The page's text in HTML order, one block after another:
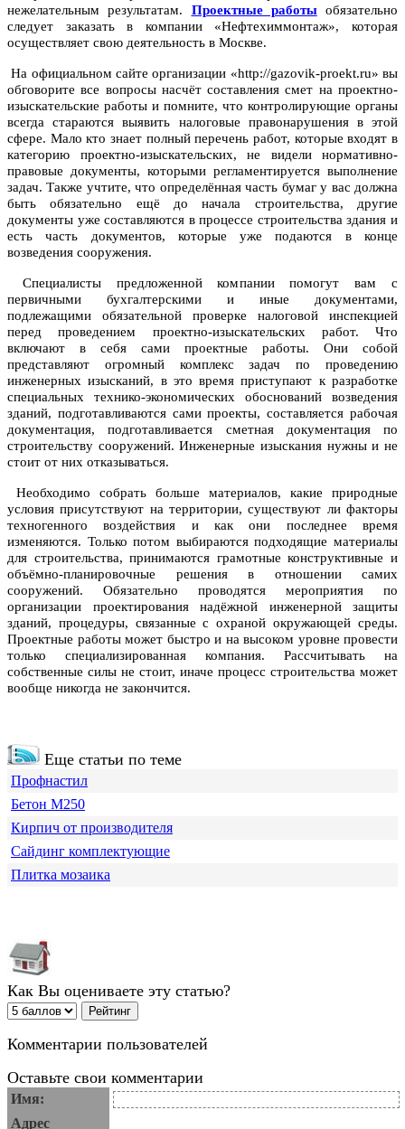
нежелательным результатам. Проектные работыобязательно
следует заказать в компании «Нефтехиммонтаж», которая
осуществляет свою деятельность в Москве.
На официальном сайте организации «http://gazovik-proekt.ru» вы
обговорите все вопросы насчёт составления смет на проектно-
изыскательские работы и помните, что контролирующие органы
всегда стараются выявить налоговые правонарушения в этой
сфере. Мало кто знает полный перечень работ, которые входят в
категорию проектно-изыскательских, не видели нормативно-
правовые документы, которыми регламентируется выполнение
задач. Также учтите, что определённая часть бумаг у вас должна
быть обязательно ещё до начала строительства, другие
документы уже составляются в процессе строительства здания и
есть часть документов, которые уже подаются в конце
возведения сооружения.
Специалисты предложенной компании помогут вам с
первичными бухгалтерскими и иные документами,
подлежащими обязательной проверке налоговой инспекцией
перед проведением проектно-изыскательских работ. Что
включают в себя сами проектные работы. Они собой
представляют огромный комплекс задач по проведению
инженерных изысканий, в это время приступают к разработке
специальных технико-экономических обоснований возведения
зданий, подготавливаются сами проекты, составляется рабочая
документация, подготавливается сметная документация по
строительству сооружений. Инженерные изыскания нужны и не
стоит от них отказываться.
Необходимо собрать больше материалов, какие природные
условия присутствуют на территории, существуют ли факторы
техногенного воздействия и как они последнее время
изменяются. Только потом выбираются подходящие материалы
для строительства, принимаются грамотные конструктивные и
объёмно-планировочные решения в отношении самих
сооружений. Обязательно проводятся мероприятия по
организации проектирования надёжной инженерной защиты
зданий, процедуры, связанные с охраной окружающей среды.
Проектные работы может быстро и на высоком уровне провести
только специализированная компания. Рассчитывать на
собственные силы не стоит, иначе процесс строительства может
вообще никогда не закончится.
Еще статьи по теме
Профнастил
Бетон М250
Кирпич от производителя
Сайдинг комплектующие
Плитка мозаика
Как Вы оцениваете эту статью?
Комментарии пользователей
Оставьте свои комментарии
Имя:
Адрес